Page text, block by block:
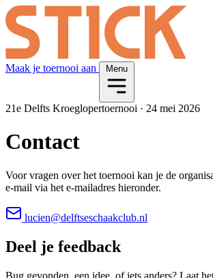
Maak je toernooi aan Menu
21e Delfts Kroeglopertoernooi · 24 mei 2026
Contact
Voor vragen over het toernooi kan je de
e-mail via het e-mailadres hieronder.
lucien@delftseschaakclub.nl
Deel je feedback
Bug gevonden, een idee, of iets anders? Laat